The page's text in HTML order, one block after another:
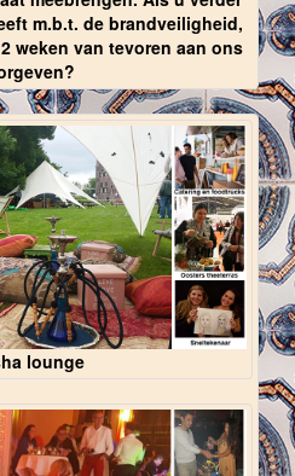
m.b.t. de brandveiligheid,
weken van tevoren aan ons
lounge